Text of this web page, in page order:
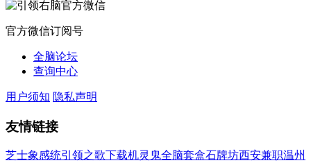
官方微信订阅号
全脑论坛
查询中心
用户须知 隐私声明
友情链接
芝士象感统引领之歌下载机灵鬼全脑套盒石牌坊西安兼职温州